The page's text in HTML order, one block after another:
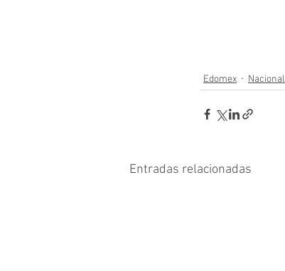
Edomex Nacional
Entradas relacionadas